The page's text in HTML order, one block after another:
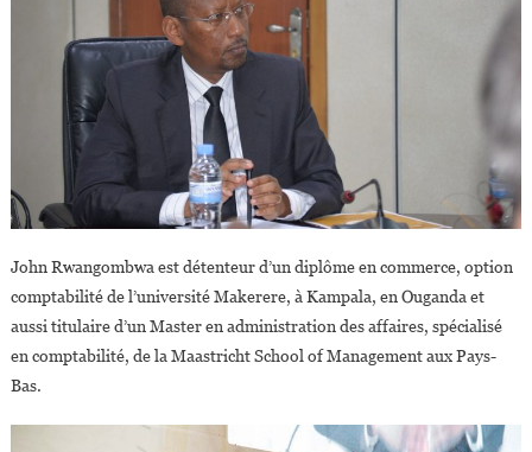
John Rwangombwa est détenteur d’un diplôme en commerce, option
comptabilité de l’université Makerere, à Kampala, en Ouganda et
aussi titulaire d’un Master en administration des affaires, spécialisé
en comptabilité, de la Maastricht School of Management aux Pays-
Bas.